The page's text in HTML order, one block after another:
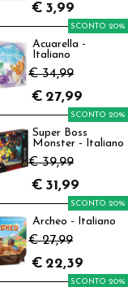
€ 3,99
Acuarella -
Italiano
€ 34,99
SCONTO 20%
€ 27,99
Super Boss
Monster - Italiano
€ 39,99
SCONTO 20%
€ 31,99
Archeo - Italiano
€ 27,99
SCONTO 20%
€ 22,39
SCONTO 20%